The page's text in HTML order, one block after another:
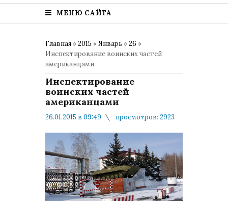
МЕНЮ САЙТА
Главная »2015 »Январь »26 »
Инспектирование воинских частей
американцами
Инспектирование
воинских частей
американцами
26.01.2015 в 09:49
просмотров: 2923